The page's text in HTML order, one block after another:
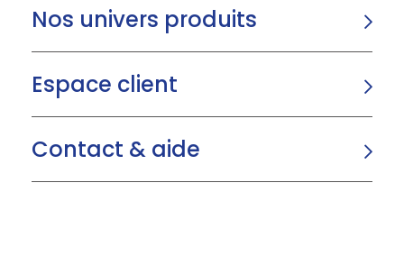
Nos univers produits
Espace client
Contact & aide